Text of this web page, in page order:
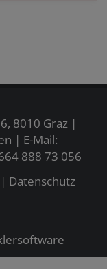
8010 Graz |
| E-Mail:
888 73 056
| Datenschutz